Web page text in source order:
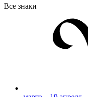
Все знаки